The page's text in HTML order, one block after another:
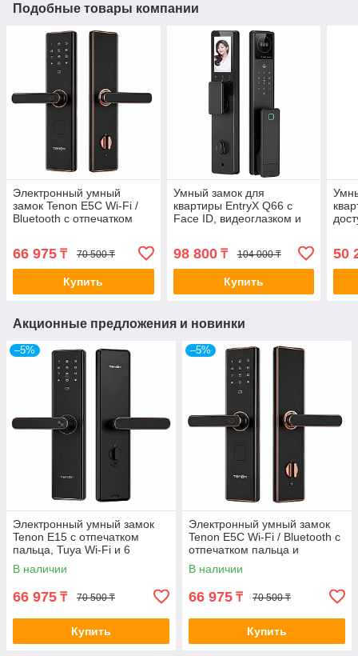
Подобные товары компании
Электронный умный
замок Tenon E5C Wi-Fi /
Bluetooth с отпечатком
66 975 ₸ 70 500 ₸
Купить
Умный замок для
квартиры EntryX Q66 с
Face ID, видеоглазком и
98 800₸ 104 000 ₸
Купить
50
Акционные предложения и новинки
–5%
Электронный умный замок
Tenon E15 с отпечатком
пальца, Tuya Wi-Fi и 6
способами открытия
В наличии
66 975 ₸ 70 500 ₸
Купить
–5%
Электронный умный замок
Tenon E5C Wi-Fi / Bluetooth с
отпечатком пальца и
приложением Tuya
В наличии
66 975 ₸ 70 500 ₸
Купить